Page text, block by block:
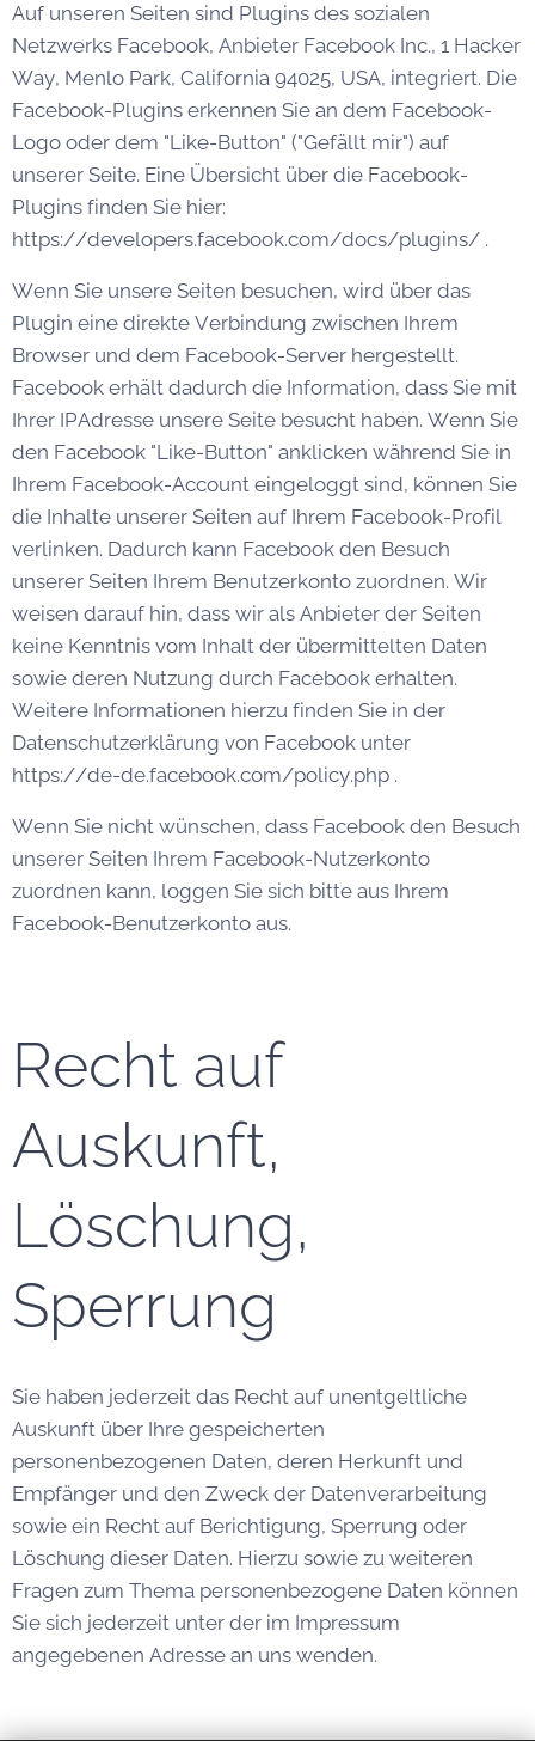
Auf unseren Seiten sind Plugins des sozialen
Netzwerks Facebook, Anbieter Facebook Inc., 1 Hacker
Way, Menlo Park, California 94025, USA, integriert. Die
Facebook-Plugins erkennen Sie an dem Facebook-
Logo oder dem "Like-Button" ("Gefällt mir") auf
unserer Seite. Eine Übersicht über die Facebook-
Plugins finden Sie hier:
https://developers.facebook.com/docs/plugins/ .
Wenn Sie unsere Seiten besuchen, wird über das
Plugin eine direkte Verbindung zwischen Ihrem
Browser und dem Facebook-Server hergestellt.
Facebook erhält dadurch die Information, dass Sie mit
Ihrer IPAdresse unsere Seite besucht haben. Wenn Sie
den Facebook "Like-Button" anklicken während Sie in
Ihrem Facebook-Account eingeloggt sind, können Sie
die Inhalte unserer Seiten auf Ihrem Facebook-Profil
verlinken. Dadurch kann Facebook den Besuch
unserer Seiten Ihrem Benutzerkonto zuordnen. Wir
weisen darauf hin, dass wir als Anbieter der Seiten
keine Kenntnis vom Inhalt der übermittelten Daten
sowie deren Nutzung durch Facebook erhalten.
Weitere Informationen hierzu finden Sie in der
Datenschutzerklärung von Facebook unter
https://de-de.facebook.com/policy.php .
Wenn Sie nicht wünschen, dass Facebook den Besuch
unserer Seiten Ihrem Facebook-Nutzerkonto
zuordnen kann, loggen Sie sich bitte aus Ihrem
Facebook-Benutzerkonto aus.
Recht auf
Auskunft,
Löschung,
Sperrung
Sie haben jederzeit das Recht auf unentgeltliche
Auskunft über Ihre gespeicherten
personenbezogenen Daten, deren Herkunft und
Empfänger und den Zweck der Datenverarbeitung
sowie ein Recht auf Berichtigung, Sperrung oder
Löschung dieser Daten. Hierzu sowie zu weiteren
Fragen zum Thema personenbezogene Daten können
Sie sich jederzeit unter der im Impressum
angegebenen Adresse an uns wenden.